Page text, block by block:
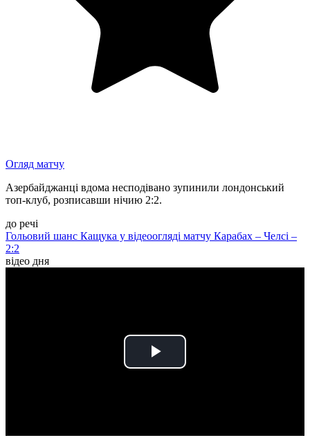
Огляд матчу
Азербайджанці вдома несподівано зупинили лондонський
топ-клуб, розписавши нічию 2:2.
до речі
Гольовий шанс Кащука у відеоогляді матчу Карабах – Челсі –
2:2
відео дня
Play